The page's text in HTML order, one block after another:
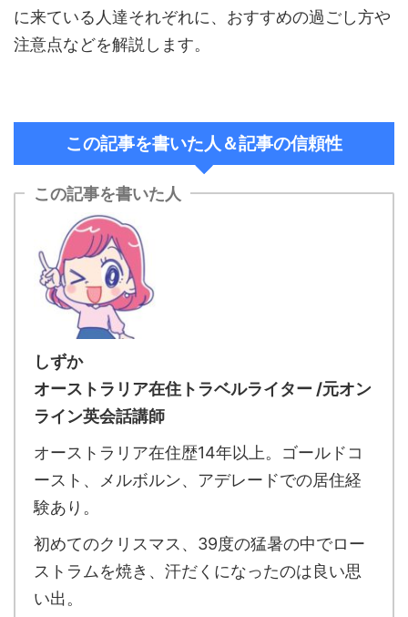
に来ている人達それぞれに、おすすめの過ごし方や
注意点などを解説します。
この記事を書いた人＆記事の信頼性
この記事を書いた人
しずか
オーストラリア在住トラベルライター /元オン
ライン英会話講師
オーストラリア在住歴14年以上。ゴールドコ
ースト、メルボルン、アデレードでの居住経
験あり。
初めてのクリスマス、39度の猛暑の中でロー
ストラムを焼き、汗だくになったのは良い思
い出。